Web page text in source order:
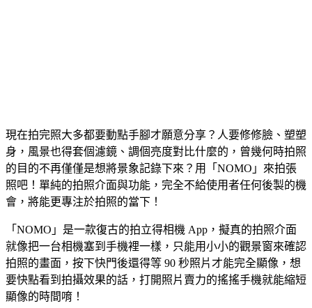
現在拍完照大多都要動點手腳才願意分享？人要修修臉、塑塑
身，風景也得套個濾鏡、調個亮度對比什麼的，曾幾何時拍照
的目的不再僅僅是想將景象記錄下來？用「NOMO」來拍張
照吧！單純的拍照介面與功能，完全不給使用者任何後製的機
會，將能更專注於拍照的當下！
「NOMO」是一款復古的拍立得相機 App，擬真的拍照介面
就像把一台相機塞到手機裡一樣，只能用小小的觀景窗來確認
拍照的畫面，按下快門後還得等 90 秒照片才能完全顯像，想
要快點看到拍攝效果的話，打開照片賣力的搖搖手機就能縮短
顯像的時間唷！